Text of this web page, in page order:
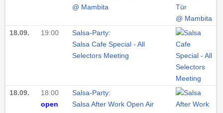
@ Mambita
18.09. 19:00
Salsa-Party:
Salsa Cafe Special - All
Selectors Meeting
18.09.
18:00
open
Salsa-Party:
Salsa After Work Open Air